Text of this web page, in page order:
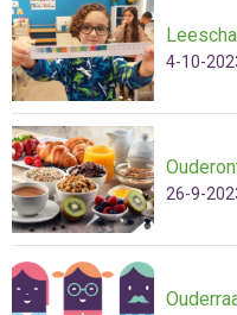
Home Zoeken
4-10-
26-9-